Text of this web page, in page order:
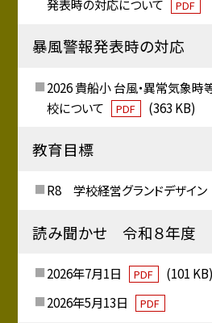
発表時の対応について
PDF
暴風警報発表時の対応
2026 貴船小 台風・異常気象時
校について
PDF (363 KB)
教育目標
R8 学校経営グランドデザイ
読み聞かせ 令和８年度
2026年7月1日 PDF
(101 KB)
2026年5月13日
PDF